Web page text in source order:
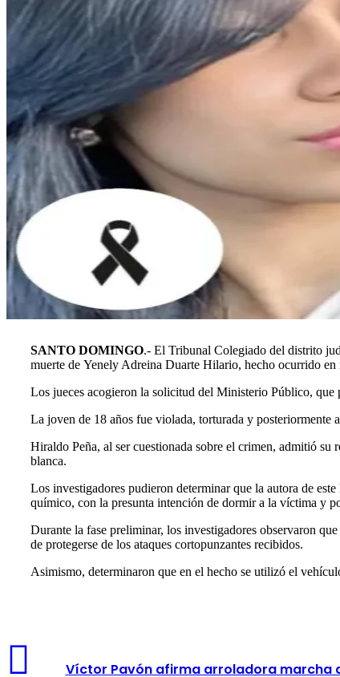
SANTO DOMINGO.- El Tribunal Colegiado del distrito
muerte de Yenely Adreina Duarte Hilario, hecho ocurrido en
Los jueces acogieron la solicitud del Ministerio Público, que
La joven de 18 años fue violada, torturada y posteriormente
Hiraldo Peña, al ser cuestionada sobre el crimen, admitió
blanca.
Los investigadores pudieron determinar que la autora de
químico, con la presunta intención de dormir a la víctima y
Durante la fase preliminar, los investigadores observaron
de protegerse de los ataques cortopunzantes recibidos.
Asimismo, determinaron que en el hecho se utilizó el
Víctor Pavón afirma arroladora marcha